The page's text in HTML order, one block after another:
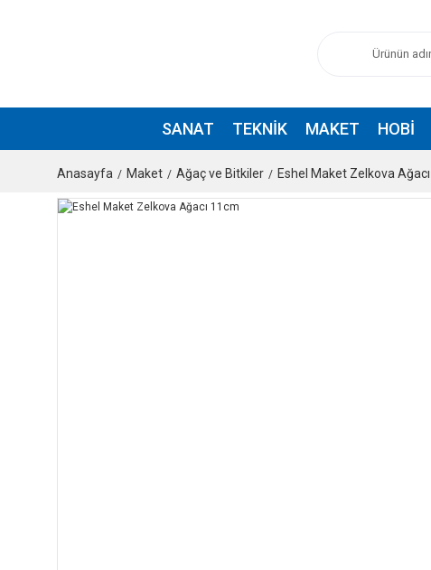
SANAT TEKNIK MAKET HOBI
Anasayfa Maket Ağaç ve Bitkiler Eshel Maket Zelkova